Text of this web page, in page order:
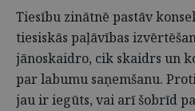
Tiesību zinātnē pastāv
tiesiskās paļāvības
jānoskaidro, cik skaidrs un
par labumu saņemšanu.
jau ir iegūts, vai arī šobrīd